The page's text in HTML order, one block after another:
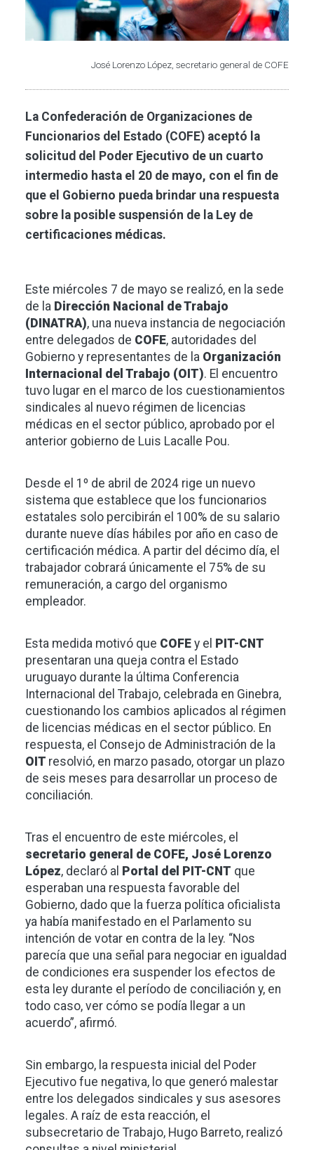
José Lorenzo López, secretario general de COFE
La Confederación de Organizaciones de
Funcionarios del Estado (COFE) aceptó la
solicitud del Poder Ejecutivo de un cuarto
intermedio hasta el 20 de mayo, con el fin de
que el Gobierno pueda brindar una respuesta
sobre la posible suspensión de la Ley de
certificaciones médicas.
Este miércoles 7 de mayo se realizó, en la sede
de la Dirección Nacional de Trabajo
(DINATRA), una nueva instancia de negociación
entre delegados de COFE, autoridades del
Gobierno y representantes de la Organización
Internacional del Trabajo (OIT). El encuentro
tuvo lugar en el marco de los cuestionamientos
sindicales al nuevo régimen de licencias
médicas en el sector público, aprobado por el
anterior gobierno de Luis Lacalle Pou.
Desde el 1º de abril de 2024 rige un nuevo
sistema que establece que los funcionarios
estatales solo percibirán el 100% de su salario
durante nueve días hábiles por año en caso de
certificación médica. A partir del décimo día, el
trabajador cobrará únicamente el 75% de su
remuneración, a cargo del organismo
empleador.
Esta medida motivó que COFE y el PIT-CNT
presentaran una queja contra el Estado
uruguayo durante la última Conferencia
Internacional del Trabajo, celebrada en Ginebra,
cuestionando los cambios aplicados al régimen
de licencias médicas en el sector público. En
respuesta, el Consejo de Administración de la
OIT resolvió, en marzo pasado, otorgar un plazo
de seis meses para desarrollar un proceso de
conciliación.
Tras el encuentro de este miércoles, el
secretario general de COFE, José Lorenzo
López, declaró al Portal del PIT-CNT que
esperaban una respuesta favorable del
Gobierno, dado que la fuerza política oficialista
ya había manifestado en el Parlamento su
intención de votar en contra de la ley. “Nos
parecía que una señal para negociar en igualdad
de condiciones era suspender los efectos de
esta ley durante el período de conciliación y, en
todo caso, ver cómo se podía llegar a un
acuerdo”, afirmó.
Sin embargo, la respuesta inicial del Poder
Ejecutivo fue negativa, lo que generó malestar
entre los delegados sindicales y sus asesores
legales. A raíz de esta reacción, el
subsecretario de Trabajo, Hugo Barreto, realizó